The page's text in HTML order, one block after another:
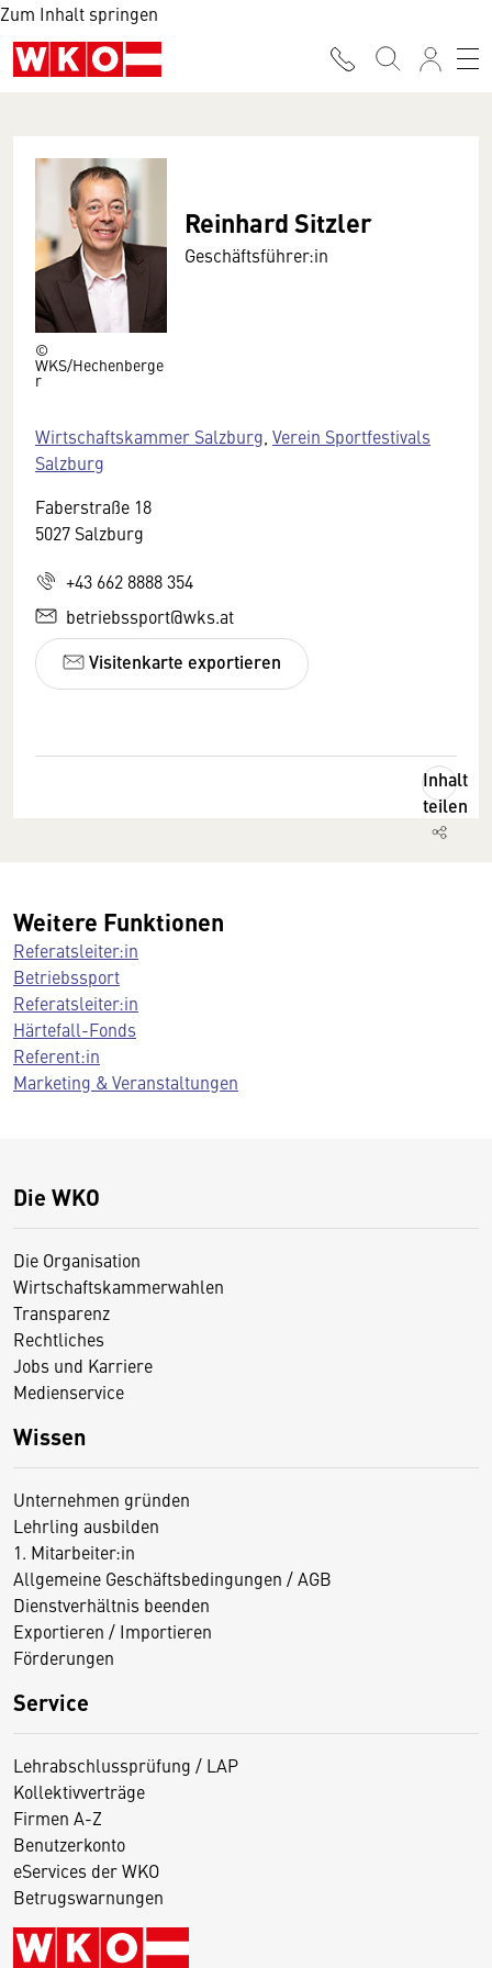
Zum Inhalt springen
©
WKS/Hechenberge
r
Reinhard Sitzler
Geschäftsführer:in
Wirtschaftskammer Salzburg Verein Sportfestivals
Salzburg
Faberstraße 18
5027 Salzburg
+43 662 8888 354
betriebssport@wks.at
Visitenkarte exportieren
Inhalt
teilen
Weitere Funktionen
Referatsleiter:in
Betriebssport
Referatsleiter:in
Härtefall-Fonds
Referent:in
Marketing & Veranstaltungen
Die WKO
Die Organisation
Wirtschaftskammerwahlen
Transparenz
Rechtliches
Jobs und Karriere
Medienservice
Wissen
Unternehmen gründen
Lehrling ausbilden
1. Mitarbeiter:in
Allgemeine Geschäftsbedingungen / AGB
Dienstverhältnis beenden
Exportieren / Importieren
Förderungen
Service
Lehrabschlussprüfung / LAP
Kollektivverträge
Firmen A-Z
Benutzerkonto
eServices der WKO
Betrugswarnungen